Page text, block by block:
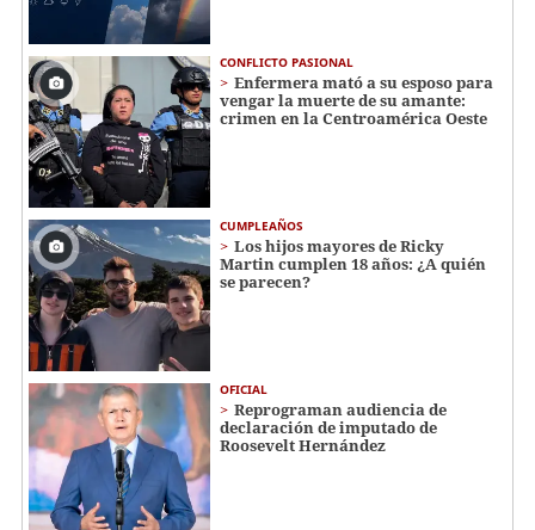
CONFLICTO PASIONAL
Enfermera mató a su esposo para
vengar la muerte de su amante:
crimen en la Centroamérica Oeste
CUMPLEAÑOS
Los hijos mayores de Ricky
Martin cumplen 18 años: ¿A quién
se parecen?
OFICIAL
Reprograman audiencia de
declaración de imputado de
Roosevelt Hernández